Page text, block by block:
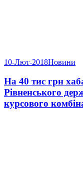
10-Лют-2018Новини
На 40 тис грн
Рівненського
курсового